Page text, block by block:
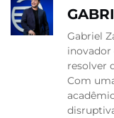
Gabriel
inovador
resolver
Com